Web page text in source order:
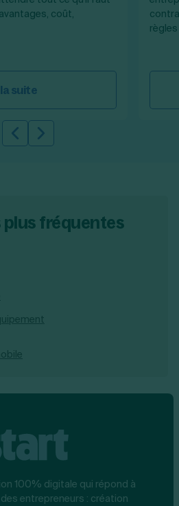
coût,
suite
Slide précédente
Slide suivante
plus fréquentes
100% digitale qui répond à
entrepreneurs : création